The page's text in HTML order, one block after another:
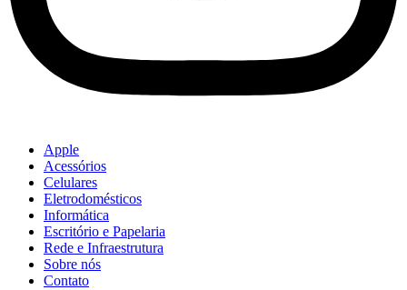
Apple
Acessórios
Celulares
Eletrodomésticos
Informática
Escritório e Papelaria
Rede e Infraestrutura
Sobre nós
Contato